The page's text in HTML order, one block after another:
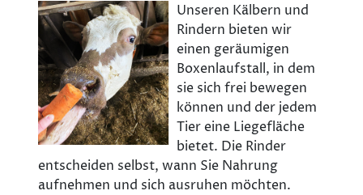
Unseren Kälbern und
Rindern bieten wir
einen geräumigen
Boxenlaufstall, in dem
sie sich frei bewegen
können und der jedem
Tier eine Liegefläche
bietet. Die Rinder
entscheiden selbst, wann Sie Nahrung
aufnehmen und sich ausruhen möchten.